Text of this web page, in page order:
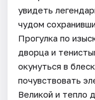
увидеть
чудом
Прогулка по
дворца и
окунуться в
почувствовать
Великой и тепло